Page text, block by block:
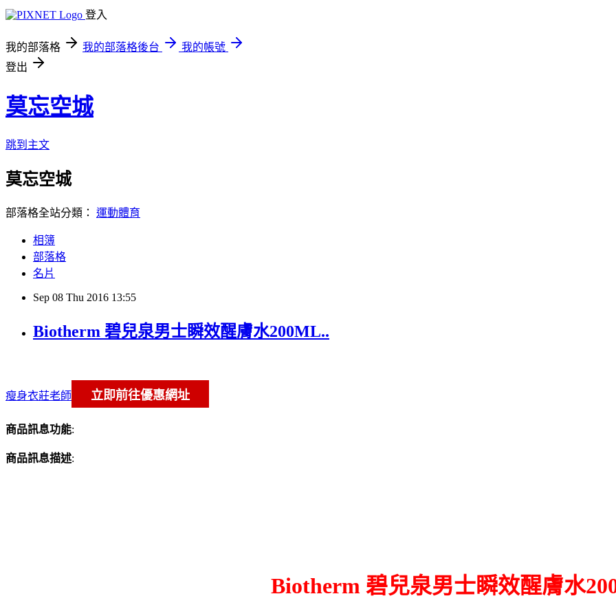
登入
我的部落格 我的部落格後台
我的帳號
登出
莫忘空城
跳到主文
莫忘空城
部落格全站分類： 運動體育
相簿
部落格
名片
Sep 08 Thu 2016 13:55
Biotherm 碧兒泉男士瞬效醒膚水200ML..
瘦身衣莊老師
商品訊息功能:
商品訊息描述:
Biotherm 碧兒泉男士瞬效醒膚水